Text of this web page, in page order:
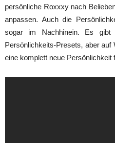
persönliche Roxxxy nach
anpassen. Auch die
sogar im Nachhinein. Es gibt
Persönlichkeits-Presets, aber
eine komplett neue Persönlichkeit